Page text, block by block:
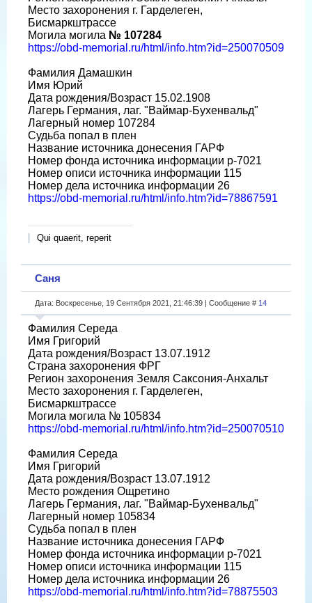
Место захоронения г. Гарделеген,
Бисмаркштрассе
Могила могила № 107284
https://obd-memorial.ru/html/info.htm?id=250070509
Фамилия Дамашкин
Имя Юрий
Дата рождения/Возраст 15.02.1908
Лагерь Германия, лаг. "Ваймар-Бухенвальд"
Лагерный номер 107284
Судьба попал в плен
Название источника донесения ГАРФ
Номер фонда источника информации р-7021
Номер описи источника информации 115
Номер дела источника информации 26
https://obd-memorial.ru/html/info.htm?id=78867591
Qui quaerit, reperit
Саня
Дата: Воскресенье, 19 Сентября 2021, 21:46:39 | Сообщение # 14
Фамилия Середа
Имя Григорий
Дата рождения/Возраст 13.07.1912
Страна захоронения ФРГ
Регион захоронения Земля Саксония-Анхальт
Место захоронения г. Гарделеген,
Бисмаркштрассе
Могила могила № 105834
https://obd-memorial.ru/html/info.htm?id=250070510
Фамилия Середа
Имя Григорий
Дата рождения/Возраст 13.07.1912
Место рождения Ощретино
Лагерь Германия, лаг. "Ваймар-Бухенвальд"
Лагерный номер 105834
Судьба попал в плен
Название источника донесения ГАРФ
Номер фонда источника информации р-7021
Номер описи источника информации 115
Номер дела источника информации 26
https://obd-memorial.ru/html/info.htm?id=78875503